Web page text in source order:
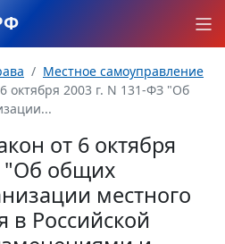
Местное самоуправление
октября 2003 г. N 131-ФЗ "Об
от 6 октября
"Об общих
местного
в Российской